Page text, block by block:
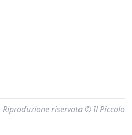
Riproduzione riservata © Il Piccolo